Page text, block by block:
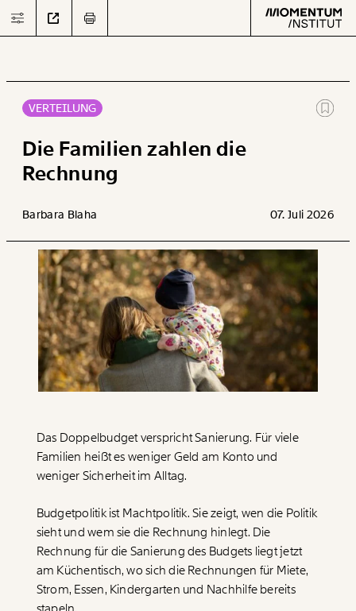
Arbeit
Verteilung
Klima
Datensätze
Paper der Woche
Projekte
Kürzungslandkarte
Koalitions-Kompass
Arbeitslosenrechner
Befristungs-Monitor
Pflegerechner
Parlagram
Team
Jahresberichte
Pressebereich
Text second
VERTEILUNG
Die Familien zahlen die
Rechnung
Barbara Blaha 07. Juli 2026
Das Doppelbudget verspricht Sanierung. Für viele
Familien heißt es weniger Geld am Konto und
weniger Sicherheit im Alltag.
Budgetpolitik ist Machtpolitik. Sie zeigt, wen die Politik
sieht und wem sie die Rechnung hinlegt. Die
Rechnung für die Sanierung des Budgets liegt jetzt
am Küchentisch, wo sich die Rechnungen für Miete,
Strom, Essen, Kindergarten und Nachhilfe bereits